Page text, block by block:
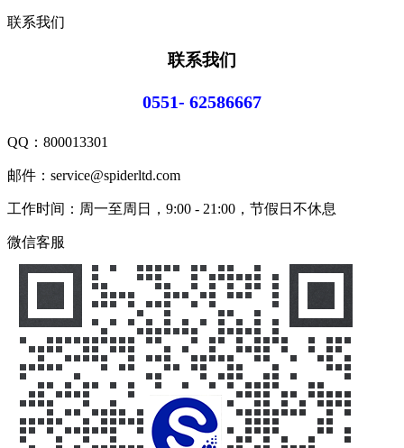
联系我们
联系我们
0551- 62586667
QQ： 800013301
邮件：service@spiderltd.com
工作时间：周一至周日，9:00 - 21:00，节假日不休息
微信客服